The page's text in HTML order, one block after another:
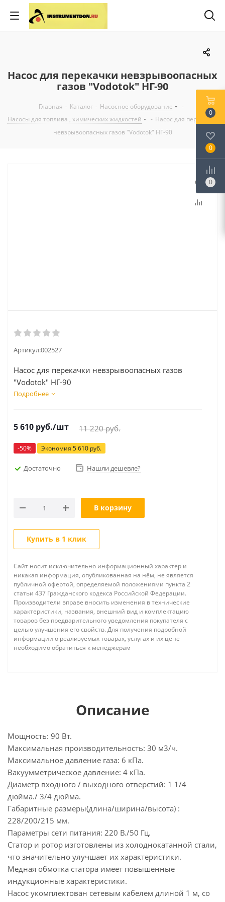
Насос для перекачки невзрывоопасных
газов "Vodotok" НГ-90
Главная - Каталог - Насосное оборудование
-
Насосы для топлива , химических жидкостей
- Насос для перекачки
невзрывоопасных газов "Vodotok" НГ-90
Артикул:002527
Насос для перекачки невзрывоопасных газов
"Vodotok" НГ-90
Подробнее
5 610 руб./шт 11 220руб.
-50% Экономия 5 610 руб.
Достаточно Нашли дешевле?
В корзину
Купить в 1 клик
Сайт носит исключительно информационный характер и
никакая информация, опубликованная на нём, не является
публичной офертой, определяемой положениями пункта 2
статьи 437 Гражданского кодекса Российской Федерации.
Производители вправе вносить изменения в технические
характеристики, названия, внешний вид и комплектацию
товаров без предварительного уведомления покупателя с
целью улучшения его свойств. Для получения подробной
информации о реализуемых товарах, услугах и их цене
необходимо обратиться к менеджерам
Описание
Мощность: 90 Вт.
Максимальная производительность: 30 м3/ч.
Максимальное давление газа: 6 кПа.
Вакуумметрическое давление: 4 кПа.
Диаметр входного / выходного отверстий: 1 1/4
дюйма./ 3/4 дюйма.
Габаритные размеры(длина/ширина/высота) :
228/200/215 мм.
Параметры сети питания: 220 В./50 Гц.
Статор и ротор изготовлены из холоднокатанной стали,
что значительно улучшает их характеристики.
Медная обмотка статора имеет повышенные
индукционные характеристики.
Насос укомплектован сетевым кабелем длиной 1 м, со
0
0
0